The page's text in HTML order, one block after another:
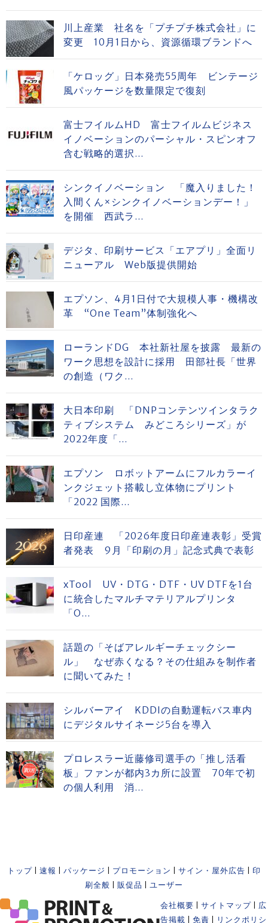
川上産業 社名を「プチプチ株式会社」に
変更 10月1日から、資源循環ブランドへ
「ケロッグ」日本発売55周年 ビンテージ
風パッケージを数量限定で復刻
富士フイルムHD 富士フイルムビジネス
イノベーションのパーシャル・スピンオフ
含む戦略的選択...
シンクイノベーション 「魔入りました！
入間くん×シンクイノベーションデー！」
を開催 西武ラ...
デジタ、印刷サービス「エアプリ」全面リ
ニューアル Web版提供開始
エプソン、4月1日付で大規模人事・機構改
革 “One Team”体制強化へ
ローランドDG 本社新社屋を披露 最新の
ワーク思想を設計に採用 田部社長「世界
の創造（ワク...
大日本印刷 「DNPコンテンツインタラク
ティブシステム みどころシリーズ」が
2022年度「...
エプソン ロボットアームにフルカラーイ
ンクジェット搭載し立体物にプリント
「2022 国際...
日印産連 「2026年度日印産連表彰」受賞
者発表 9月「印刷の月」記念式典で表彰
xTool UV・DTG・DTF・UV DTFを1台
に統合したマルチマテリアルプリンタ
「O...
話題の「そばアレルギーチェックシー
ル」 なぜ赤くなる？その仕組みを制作者
に聞いてみた！
シルバーアイ KDDIの自動運転バス車内
にデジタルサイネージ5台を導入
プロレスラー近藤修司選手の「推し活看
板」ファンが都内3カ所に設置 70年で初
の個人利用 消...
トップ 速報 パッケージ プロモーション サイン・屋外広告
印
刷全般
販促品 ユーザー
会社概要 サイトマップ
広
告掲載
免責 リンクポリシ